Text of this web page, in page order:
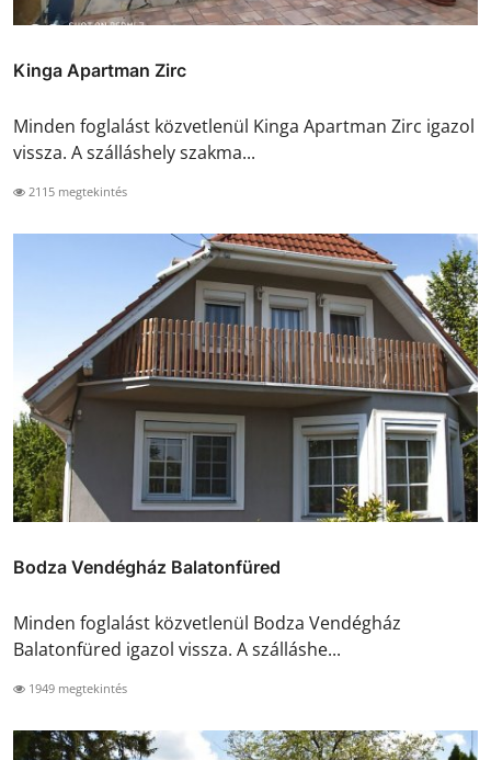
Kinga Apartman Zirc
Minden foglalást közvetlenül Kinga Apartman Zirc igazol
vissza. A szálláshely szakma...
2115 megtekintés
Bodza Vendégház Balatonfüred
Minden foglalást közvetlenül Bodza Vendégház
Balatonfüred igazol vissza. A szálláshe...
1949 megtekintés